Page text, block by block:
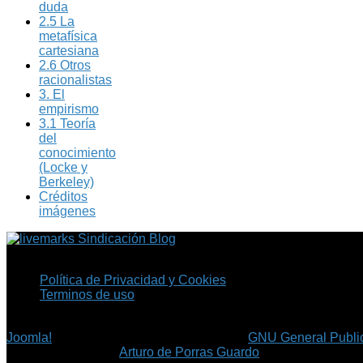
duda
2.5 La
metafísica
cartesiana
2.6 Otros
racionalistas
3. El
empirismo
3.1 Teoría
del
conocimiento
(Locke y
Berkeley)
Créditos
imágenes
Sindicación Blog
Política de Privacidad y Cookies
Terminos de uso
Joomla!
GNU General
©Arturo de Porras Guardo